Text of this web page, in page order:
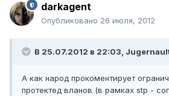
darkagent
Опубликовано 26 июля, 2012
В 25.07.2012 в 22:03,
А как народ прокоментирует
протектед вланов (в рамках stp -